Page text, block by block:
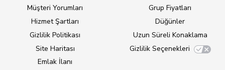
Müşteri Yorumları
Hizmet Şartları
Gizlilik Politikası
Site Haritası
Emlak İlanı
Grup Fiyatları
Düğünler
Uzun Süreli Konaklama
Gizlilik Seçenekleri